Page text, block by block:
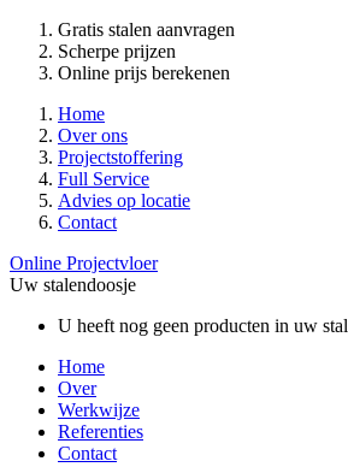
Gratis stalen aanvragen
Scherpe prijzen
Online prijs berekenen
Home
Over ons
Projectstoffering
Full Service
Advies op locatie
Contact
Online Projectvloer
Uw stalendoosje
U heeft nog geen producten in uw
Home
Over
Werkwijze
Referenties
Contact